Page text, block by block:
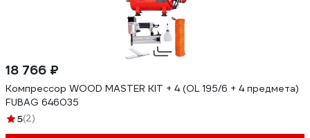
18 766 ₽
Компрессор WOOD MASTER KIT + 4 (OL 195/6 + 4 предмета)
FUBAG 646035
5(2)